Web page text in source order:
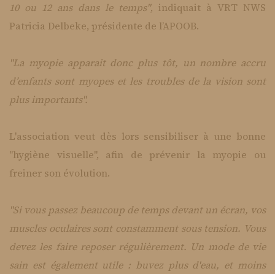
10 ou 12 ans dans le temps", indiquait à VRT NWS
Patricia Delbeke, présidente de l’APOOB.
"La myopie apparait donc plus tôt, un nombre accru
d’enfants sont myopes et les troubles de la vision sont
plus importants".
L'association veut dès lors sensibiliser à une bonne
"hygiène visuelle", afin de prévenir la myopie ou
freiner son évolution.
"Si vous passez beaucoup de temps devant un écran, vos
muscles oculaires sont constamment sous tension. Vous
devez les faire reposer régulièrement. Un mode de vie
sain est également utile : buvez plus d'eau, et moins